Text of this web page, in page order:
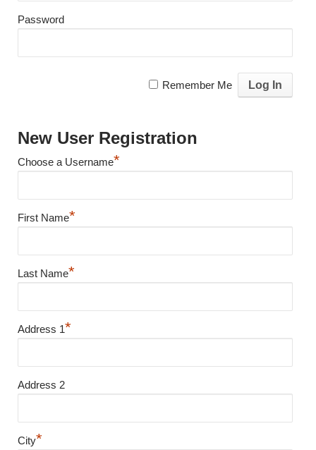
Password
Remember Me
New User Registration
Choose a Username*
First Name*
Last Name*
Address 1*
Address 2
City*